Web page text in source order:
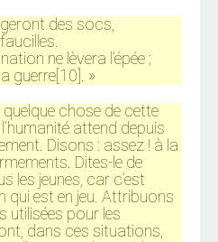
des socs,
ne lèvera l’épée ;
guerre[10]. »
chose de cette
attend depuis
Disons : assez ! à la
Dites-le de
les jeunes, car c’est
est en jeu. Attribuons
utilisées pour les
dans ces situations,